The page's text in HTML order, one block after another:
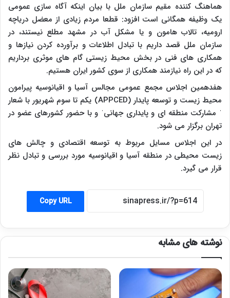
هماهنگ کننده مقیم سازمان ملل با بیان اینکه آگاه سازی عمومی
یک وظیفه همگانی است افزود: قطعا مردم زیادی از معضل دریاچه
ارومیه، تالاب هامون و یا مشکل آب در مشهد مطلع نیستند، در
سازمان ملل قصد داریم با تبادل اطلاعات و برآورده کردن نیازها و
همکاری های فنی در بخش محیط زیستی گام های موثری برداریم
که در این راه نیازمند همکاری از سوی کشور ایران هستیم.
هفدهمین اجلاس مجمع عمومی مجالس آسیا و اقیانوسیه پیرامون
محیط زیست و توسعه پایدار (APPCED) یکم تا سوم شهریور با شعار
ˈ مشارکت منطقه ای و پایداری جهانیˈ و با حضور کشورهای عضو در
تهران برگزار می شود.
در این اجلاس مسایل مربوط به توسعه اقتصادی و چالش های
زیست محیطی در منطقه آسیا و اقیانوسیه مورد بررسی و تبادل نظر
قرار می گیرد.
Copy URL
نوشته های مشابه